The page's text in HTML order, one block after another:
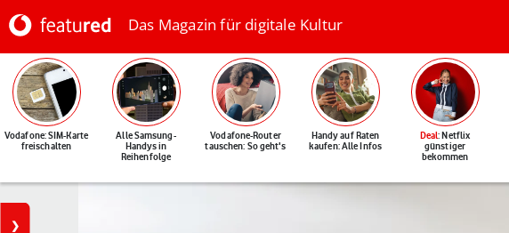
Das Magazin für digitale Kultur
Vodafone: SIM-Karte
freischalten
Alle Samsung-
Handys in
Reihenfolge
Vodafone-Router
tauschen: So geht's
Handy auf Raten
kaufen: Alle Infos
Deal: Netflix
günstiger
bekommen